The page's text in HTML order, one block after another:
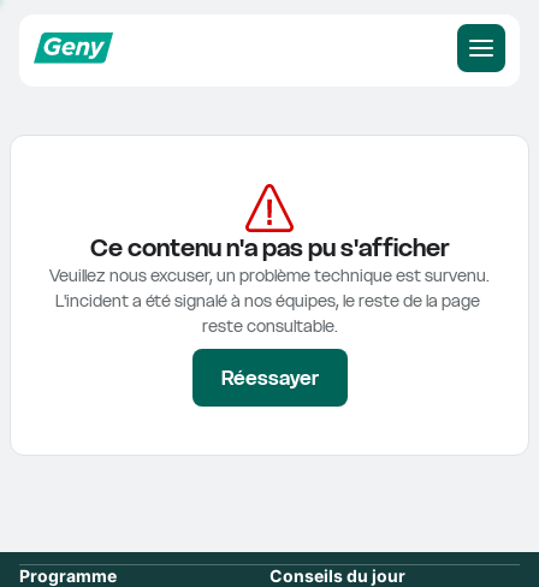
Ce contenu n'a pas pu s'afficher
Veuillez nous excuser, un problème technique est survenu.
L'incident a été signalé à nos équipes, le reste de la page
reste consultable.
Réessayer
Programme Conseils du jour